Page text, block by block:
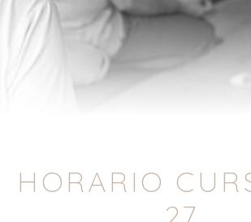
HORARIO